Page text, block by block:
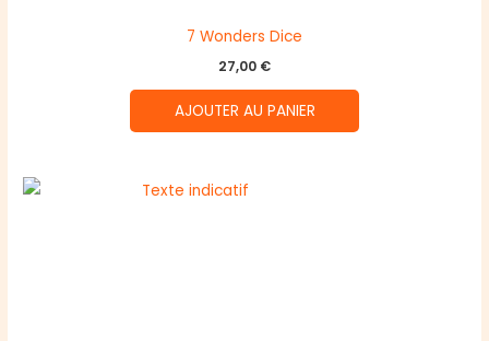
7 Wonders Dice
27,00 €
AJOUTER AU PANIER